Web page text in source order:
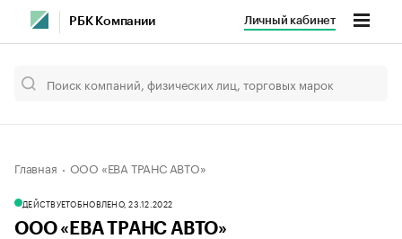
РБК Компании Личный кабинет
Главная ООО «ЕВА ТРАНС АВТО»
ДЕЙСТВУЕТОБНОВЛЕНО, 23.12.2022
ООО «ЕВА ТРАНС АВТО»